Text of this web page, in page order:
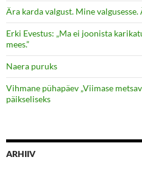
Ära karda valgust. Mine valgusesse.
Erki Evestus: „Ma ei joonista
mees.”
Naera puruks
Vihmane pühapäev „Viimase
päikseliseks
ARHIIV